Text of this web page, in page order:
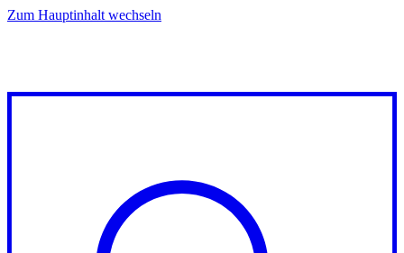
Zum Hauptinhalt wechseln